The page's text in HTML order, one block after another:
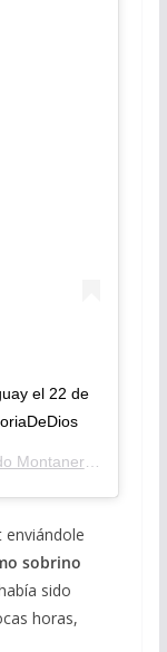
el 22 de
Montaner
enviándole
sobrino
sido
horas,